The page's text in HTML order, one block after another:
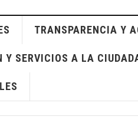
TRANSPARENCIA Y
Y SERVICIOS A LA